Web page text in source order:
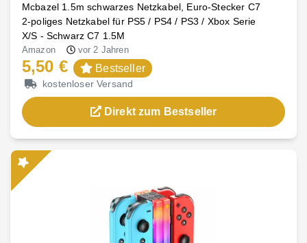
Mcbazel 1.5m schwarzes Netzkabel, Euro-Stecker C7
2-poliges Netzkabel für PS5 / PS4 / PS3 / Xbox Serie
X/S - Schwarz C7 1.5M
Amazon vor 2 Jahren
5,50 € Bestseller
kostenloser Versand
Direkt zum Bestseller